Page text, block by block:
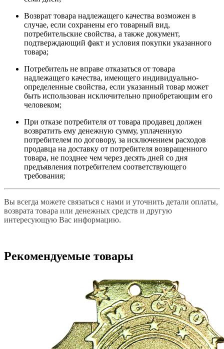
Возврат товара надлежащего качества возможен в
случае, если сохранены его товарный вид,
потребительские свойства, а также документ,
подтверждающий факт и условия покупки указанного
товара;
Потребитель не вправе отказаться от товара
надлежащего качества, имеющего индивидуально-
определенные свойства, если указанный товар может
быть использован исключительно приобретающим его
человеком;
При отказе потребителя от товара продавец должен
возвратить ему денежную сумму, уплаченную
потребителем по договору, за исключением расходов
продавца на доставку от потребителя возвращенного
товара, не позднее чем через десять дней со дня
предъявления потребителем соответствующего
требования;
Вы всегда можете связаться с нами и уточнить детали оплаты,
возврата товара или денежных средств и другую
интересующую Вас информацию.
Рекомендуемые товары